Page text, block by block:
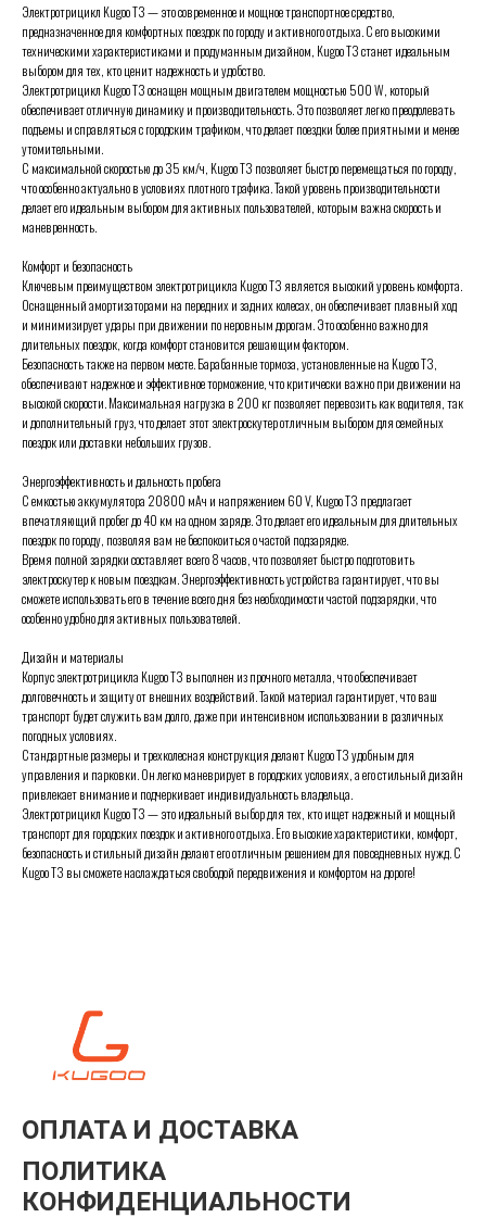
Электротрицикл Kugoo T3 — это современное и мощное транспортное средство,
предназначенное для комфортных поездок по городу и активного отдыха. С его высокими
техническими характеристиками и продуманным дизайном, Kugoo T3 станет идеальным
выбором для тех, кто ценит надежность и удобство.
Электротрицикл Kugoo T3 оснащен мощным двигателем мощностью 500 W, который
обеспечивает отличную динамику и производительность. Это позволяет легко преодолевать
подъемы и справляться с городским трафиком, что делает поездки более приятными и менее
утомительными.
С максимальной скоростью до 35 км/ч, Kugoo T3 позволяет быстро перемещаться по городу,
что особенно актуально в условиях плотного трафика. Такой уровень производительности
делает его идеальным выбором для активных пользователей, которым важна скорость и
маневренность.
Комфорт и безопасность
Ключевым преимуществом электротрицикла Kugoo T3 является высокий уровень комфорта.
Оснащенный амортизаторами на передних и задних колесах, он обеспечивает плавный ход
и минимизирует удары при движении по неровным дорогам. Это особенно важно для
длительных поездок, когда комфорт становится решающим фактором.
Безопасность также на первом месте. Барабанные тормоза, установленные на Kugoo T3,
обеспечивают надежное и эффективное торможение, что критически важно при движении на
высокой скорости. Максимальная нагрузка в 200 кг позволяет перевозить как водителя, так
и дополнительный груз, что делает этот электроскутер отличным выбором для семейных
поездок или доставки небольших грузов.
Энергоэффективность и дальность пробега
С емкостью аккумулятора 20800 мАч и напряжением 60 V, Kugoo T3 предлагает
впечатляющий пробег до 40 км на одном заряде. Это делает его идеальным для длительных
поездок по городу, позволяя вам не беспокоиться о частой подзарядке.
Время полной зарядки составляет всего 8 часов, что позволяет быстро подготовить
электроскутер к новым поездкам. Энергоэффективность устройства гарантирует, что вы
сможете использовать его в течение всего дня без необходимости частой подзарядки, что
особенно удобно для активных пользователей.
Дизайн и материалы
Корпус электротрицикла Kugoo T3 выполнен из прочного металла, что обеспечивает
долговечность и защиту от внешних воздействий. Такой материал гарантирует, что ваш
транспорт будет служить вам долго, даже при интенсивном использовании в различных
погодных условиях.
Стандартные размеры и трехколесная конструкция делают Kugoo T3 удобным для
управления и парковки. Он легко маневрирует в городских условиях, а его стильный дизайн
привлекает внимание и подчеркивает индивидуальность владельца.
Электротрицикл Kugoo T3 — это идеальный выбор для тех, кто ищет надежный и мощный
транспорт для городских поездок и активного отдыха. Его высокие характеристики, комфорт,
безопасность и стильный дизайн делают его отличным решением для повседневных нужд. С
Kugoo T3 вы сможете наслаждаться свободой передвижения и комфортом на дороге!
ОПЛАТА И ДОСТАВКА
ПОЛИТИКА
КОНФИДЕНЦИАЛЬНОСТИ